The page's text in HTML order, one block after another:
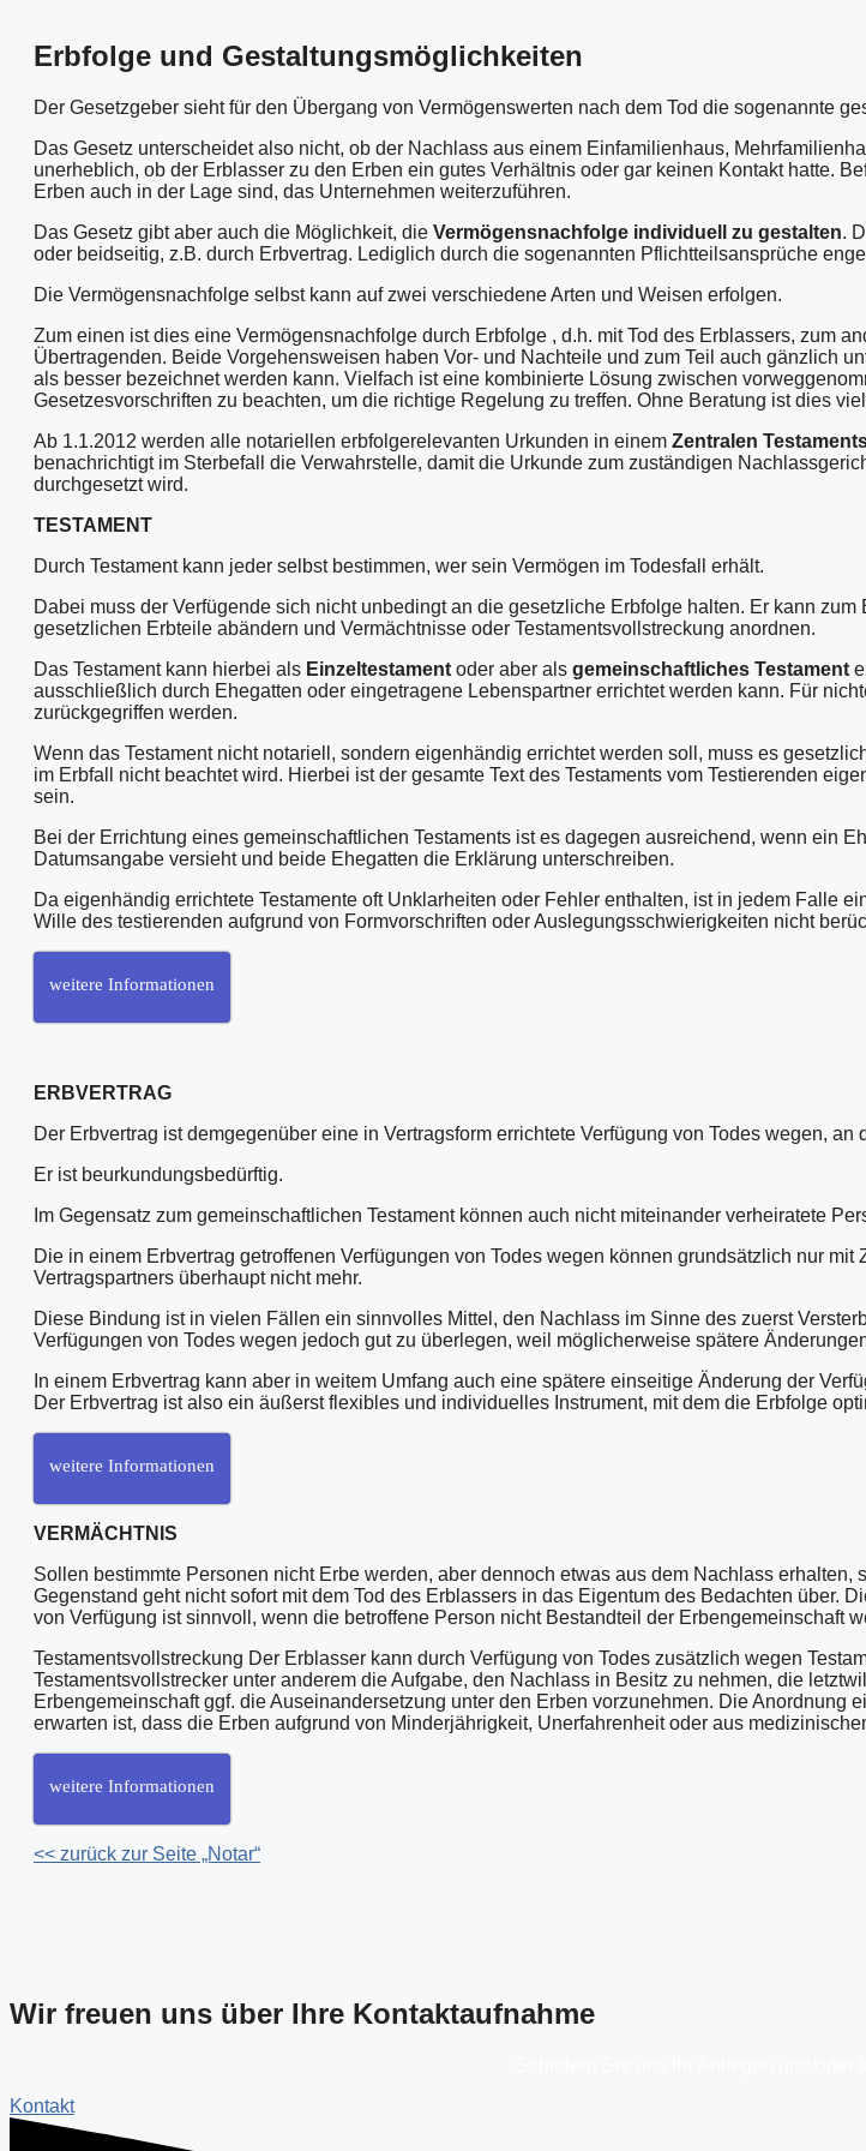
Erbfolge und Gestaltungsmöglichkeiten
Der Gesetzgeber sieht für den Übergang von Vermögenswerten nach dem Tod die sogenannte
Das Gesetz unterscheidet also nicht, ob der Nachlass aus einem Einfamilienhaus,
unerheblich, ob der Erblasser zu den Erben ein gutes Verhältnis oder gar keinen Kontakt hatte.
Erben auch in der Lage sind, das Unternehmen weiterzuführen.
Das Gesetz gibt aber auch die Möglichkeit, die Vermögensnachfolge individuell zu gestalten.
oder beidseitig, z.B. durch Erbvertrag. Lediglich durch die sogenannten Pflichtteilsansprüche
Die Vermögensnachfolge selbst kann auf zwei verschiedene Arten und Weisen erfolgen.
Zum einen ist dies eine Vermögensnachfolge durch Erbfolge , d.h. mit Tod des Erblassers, zum
Übertragenden. Beide Vorgehensweisen haben Vor- und Nachteile und zum Teil auch gänzlich
als besser bezeichnet werden kann. Vielfach ist eine kombinierte Lösung zwischen
Gesetzesvorschriften zu beachten, um die richtige Regelung zu treffen. Ohne Beratung ist dies
Ab 1.1.2012 werden alle notariellen erbfolgerelevanten Urkunden in einem Zentralen
benachrichtigt im Sterbefall die Verwahrstelle, damit die Urkunde zum zuständigen
durchgesetzt wird.
TESTAMENT
Durch Testament kann jeder selbst bestimmen, wer sein Vermögen im Todesfall erhält.
Dabei muss der Verfügende sich nicht unbedingt an die gesetzliche Erbfolge halten. Er kann
gesetzlichen Erbteile abändern und Vermächtnisse oder Testamentsvollstreckung anordnen.
Das Testament kann hierbei als Einzeltestament oder aber als gemeinschaftliches Testament
ausschließlich durch Ehegatten oder eingetragene Lebenspartner errichtet werden kann. Für
zurückgegriffen werden.
Wenn das Testament nicht notariell, sondern eigenhändig errichtet werden soll, muss es
im Erbfall nicht beachtet wird. Hierbei ist der gesamte Text des Testaments vom Testierenden
sein.
Bei der Errichtung eines gemeinschaftlichen Testaments ist es dagegen ausreichend, wenn ein
Datumsangabe versieht und beide Ehegatten die Erklärung unterschreiben.
Da eigenhändig errichtete Testamente oft Unklarheiten oder Fehler enthalten, ist in jedem Falle
Wille des testierenden aufgrund von Formvorschriften oder Auslegungsschwierigkeiten nicht
weitere Informationen
ERBVERTRAG
Der Erbvertrag ist demgegenüber eine in Vertragsform errichtete Verfügung von Todes wegen,
Er ist beurkundungsbedürftig.
Im Gegensatz zum gemeinschaftlichen Testament können auch nicht miteinander verheiratete
Die in einem Erbvertrag getroffenen Verfügungen von Todes wegen können grundsätzlich nur
Vertragspartners überhaupt nicht mehr.
Diese Bindung ist in vielen Fällen ein sinnvolles Mittel, den Nachlass im Sinne des zuerst
Verfügungen von Todes wegen jedoch gut zu überlegen, weil möglicherweise spätere
In einem Erbvertrag kann aber in weitem Umfang auch eine spätere einseitige Änderung der
Der Erbvertrag ist also ein äußerst flexibles und individuelles Instrument, mit dem die Erbfolge
weitere Informationen
VERMÄCHTNIS
Sollen bestimmte Personen nicht Erbe werden, aber dennoch etwas aus dem Nachlass
Gegenstand geht nicht sofort mit dem Tod des Erblassers in das Eigentum des Bedachten über.
von Verfügung ist sinnvoll, wenn die betroffene Person nicht Bestandteil der Erbengemeinschaft
Testamentsvollstreckung Der Erblasser kann durch Verfügung von Todes zusätzlich wegen
Testamentsvollstrecker unter anderem die Aufgabe, den Nachlass in Besitz zu nehmen, die
Erbengemeinschaft ggf. die Auseinandersetzung unter den Erben vorzunehmen. Die
erwarten ist, dass die Erben aufgrund von Minderjährigkeit, Unerfahrenheit oder aus
weitere Informationen
<< zurück zur Seite „Notar“
Wir freuen uns über Ihre Kontaktaufnahme
Kontakt